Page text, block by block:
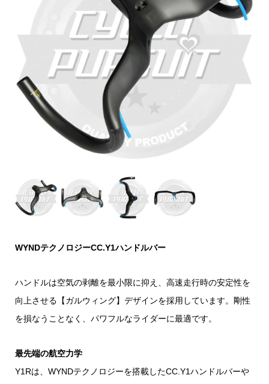
WYNDテクノロジーCC.Y1ハンドルバー
ハンドルは空気の剥離を最小限に抑え、高速走行時の安定性を
向上させる【ガルウィング】デザインを採用しています。剛性
を損なうことなく、パワフルなライダーに最適です。
最先端の航空力学
Y1Rは、WYNDテクノロジーを搭載したCC.Y1ハンドルバーや